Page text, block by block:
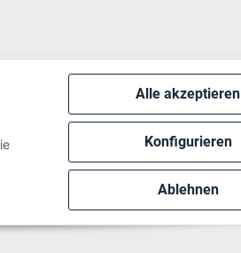
Alle akzeptieren
Konfigurieren
Ablehnen